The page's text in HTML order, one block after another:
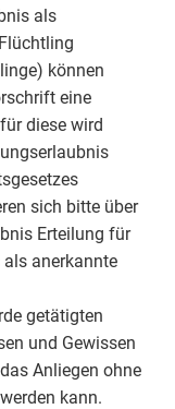
als
können
eine
diese wird
sich bitte über
Erteilung für
anerkannte
getätigten
und Gewissen
Anliegen ohne
kann.